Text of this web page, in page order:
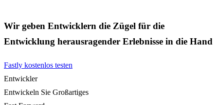
Wir geben Entwicklern die Zügel für die
Entwicklung herausragender Erlebnisse in die Hand
Fastly kostenlos testen
Entwickler
Entwickeln Sie Großartiges